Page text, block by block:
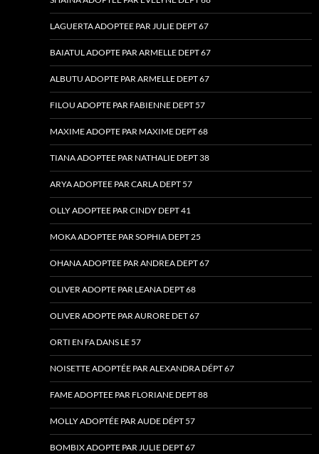
LAGUERTA ADOPTEE PAR JULIE DEPT 67
BAIATUL ADOPTE PAR ARMELLE DEPT 67
ALBUTU ADOPTE PAR ARMELLE DEPT 67
FILOU ADOPTE PAR FABIENNE DEPT 57
MAXIME ADOPTE PAR MAXIME DEPT 68
TIANA ADOPTEE PAR NATHALIE DEPT 38
ARYA ADOPTEE PAR CARLA DEPT 57
OLLY ADOPTEE PAR CINDY DEPT 41
MOKA ADOPTEE PAR SOPHIA DEPT 25
OHANA ADOPTEE PAR ANDREA DEPT 67
OLIVER ADOPTE PAR LEANA DEPT 68
OLIVER ADOPTE PAR AURORE DET 67
ORTI EN FA DANS LE 57
NOISETTE ADOPTÉE PAR ALEXANDRA DÉPT 67
FAME ADOPTEE PAR FLORIANE DEPT 88
MOLLY ADOPTÉE PAR AUDE DÉPT 57
BOMBIX ADOPTE PAR JULIE DEPT 67